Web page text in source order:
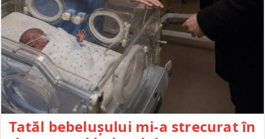
Tatăl bebelușului mi-a strecurat în